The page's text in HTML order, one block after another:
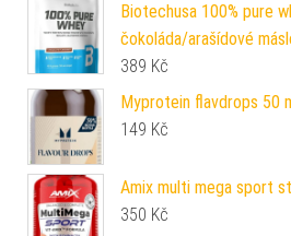
Biotechusa 100% pure
čokoláda/arašídové
389 Kč
Myprotein flavdrops 50
149 Kč
Amix multi mega sport
350 Kč